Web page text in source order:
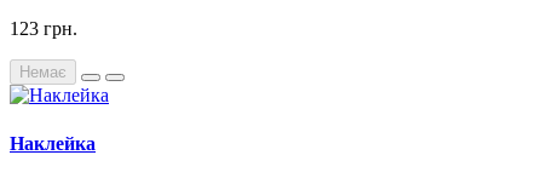
123 грн.
Немає
Наклейка